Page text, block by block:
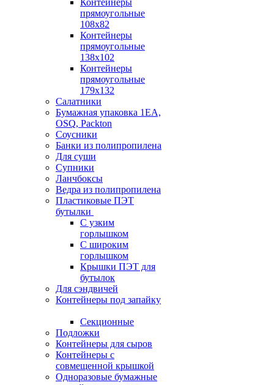
Контейнеры
прямоугольные
108х82
Контейнеры
прямоугольные
138х102
Контейнеры
прямоугольные
179х132
Салатники
Бумажная упаковка 1ЕА,
OSQ, Packton
Соусники
Банки из полипропилена
Для суши
Супники
Ланчбоксы
Ведра из полипропилена
Пластиковые ПЭТ
бутылки
С узким
горлышком
С широким
горлышком
Крышки ПЭТ для
бутылок
Для сэндвичей
Контейнеры под запайку
Секционные
Подложки
Контейнеры для сыров
Контейнеры с
совмещенной крышкой
Одноразовые бумажные